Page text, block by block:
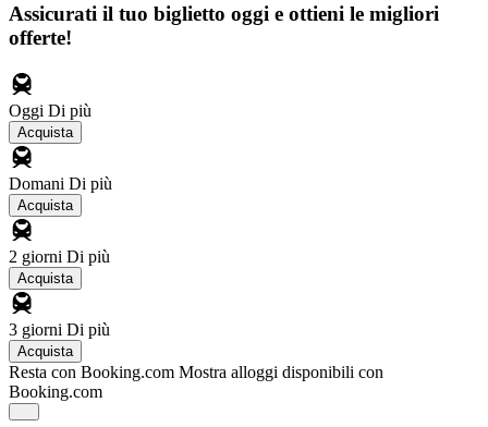
Assicurati il ​​tuo biglietto oggi e ottieni le migliori
offerte!
Oggi Di più
Acquista
Domani Di più
Acquista
2 giorni Di più
Acquista
3 giorni Di più
Acquista
Resta con Booking.com Mostra alloggi disponibili con
Booking.com